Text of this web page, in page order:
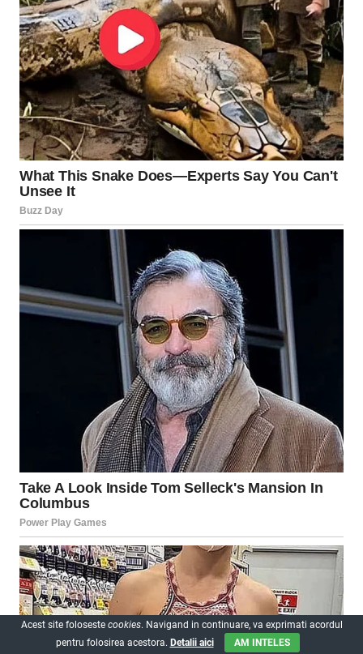
Acest site foloseste cookies. Navigand in continuare, va exprimati acordul
pentru folosirea acestora. Detalii aici AM INTELES